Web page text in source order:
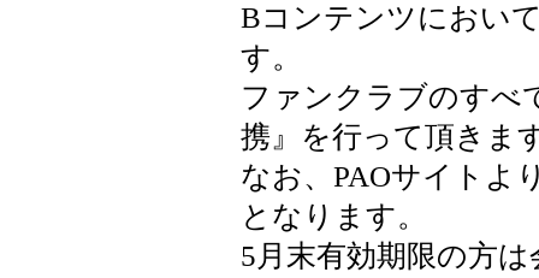
Bコンテンツにおい
す。
ファンクラブのすべ
携』を行って頂きま
なお、PAOサイトよ
となります。
5月末有効期限の方